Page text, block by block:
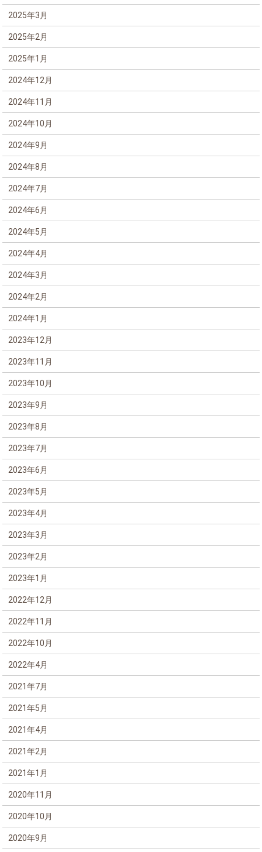
2025年3月
2025年2月
2025年1月
2024年12月
2024年11月
2024年10月
2024年9月
2024年8月
2024年7月
2024年6月
2024年5月
2024年4月
2024年3月
2024年2月
2024年1月
2023年12月
2023年11月
2023年10月
2023年9月
2023年8月
2023年7月
2023年6月
2023年5月
2023年4月
2023年3月
2023年2月
2023年1月
2022年12月
2022年11月
2022年10月
2022年4月
2021年7月
2021年5月
2021年4月
2021年2月
2021年1月
2020年11月
2020年10月
2020年9月